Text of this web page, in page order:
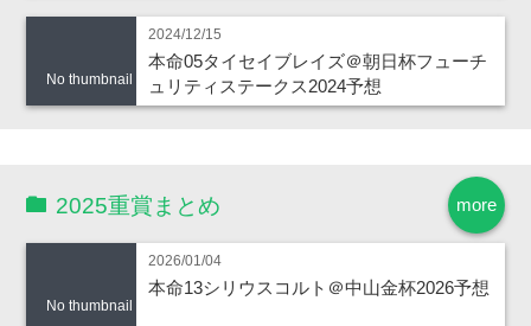
No thumbnail
2024/12/15
本命05タイセイブレイズ＠朝日杯フューチ
ュリティステークス2024予想
more
2025重賞まとめ
No thumbnail
2026/01/04
本命13シリウスコルト＠中山金杯2026予想